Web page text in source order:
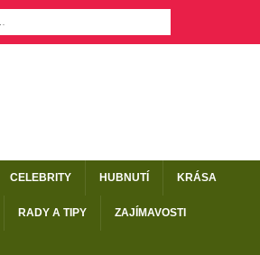
CELEBRITY HUBNUTÍ KRÁSA
RADY A TIPY ZAJÍMAVOSTI